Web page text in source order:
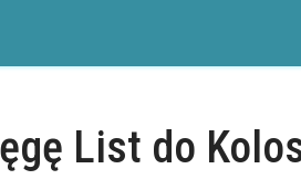
List do